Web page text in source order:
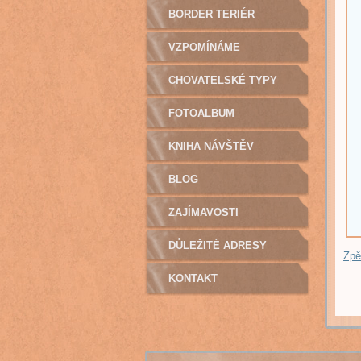
BORDER TERIÉR
VZPOMÍNÁME
CHOVATELSKÉ TYPY
FOTOALBUM
KNIHA NÁVŠTĚV
BLOG
ZAJÍMAVOSTI
DŮLEŽITÉ ADRESY
KONTAKT